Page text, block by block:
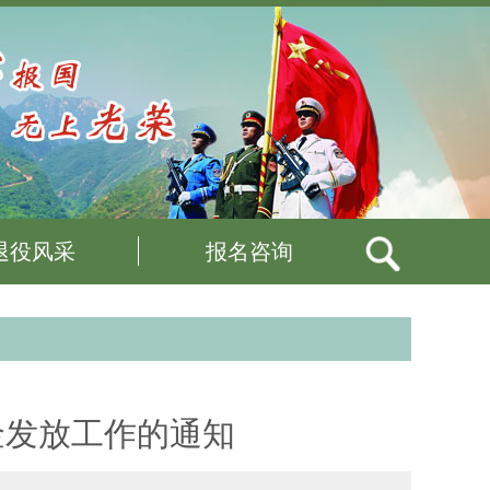
役风采 报名咨询
放工作的通知